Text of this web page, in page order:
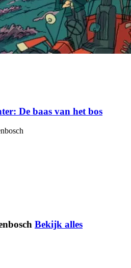
De baas van het bos
Bekijk alles